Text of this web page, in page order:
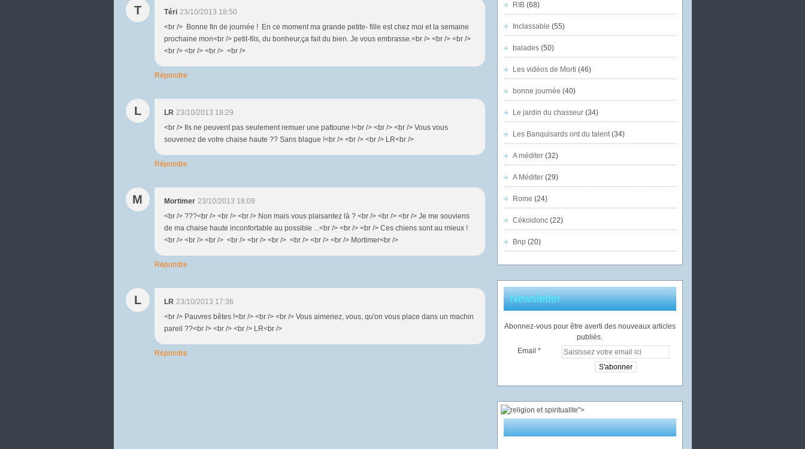
T Téri 23/10/2013 18:50
<br /> Bonne fin de journée ! En ce moment ma grande petite- fille est chez moi et la semaine
prochaine mon<br /> petit-fils, du bonheur,ça fait du bien. Je vous embrasse.<br /> <br /> <br />
<br /> <br /> <br /> <br />
Répondre
L LR 23/10/2013 18:29
<br /> Ils ne peuvent pas seulement remuer une pattoune !<br /> <br /> <br /> Vous vous
souvenez de votre chaise haute ?? Sans blague !<br /> <br /> <br /> LR<br />
Répondre
M Mortimer 23/10/2013 18:09
<br /> ???<br /> <br /> <br /> Non mais vous plaisantez là ? <br /> <br /> <br /> Je me souviens
de ma chaise haute inconfortable au possible ...<br /> <br /> <br /> Ces chiens sont au mieux !
<br /> <br /> <br /> <br /> <br /> <br /> <br /> <br /> <br /> Mortimer<br />
Répondre
L LR 23/10/2013 17:36
<br /> Pauvres bêtes !<br /> <br /> <br /> Vous aimeriez, vous, qu'on vous place dans un machin
pareil ??<br /> <br /> <br /> LR<br />
Répondre
RIB(68)
Inclassable (55)
balades(50)
Les vidéos de Morti (46)
bonne journée (40)
Le jardin du chasseur(34)
Les Banquisards ont du talent(34)
A méditer(32)
A Méditer(29)
Rome (24)
Cékoidonc(22)
Bnp (20)
Newsletter
Abonnez-vous pour être averti des nouveaux articles
publiés.
Email
">